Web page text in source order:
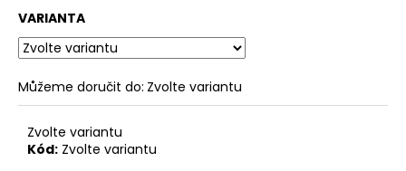
VARIANTA
Můžeme doručit do: Zvolte variantu
Zvolte variantu
Kód: Zvolte variantu
o
r
u
č
u
e